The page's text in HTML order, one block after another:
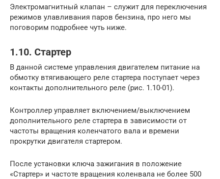
Электромагнитный клапан – служит для переключения
режимов улавливания паров бензина, про него мы
поговорим подробнее чуть ниже.
1.10. Стартер
В данной системе управления двигателем питание на
обмотку втягивающего реле стартера поступает через
контакты дополнительного реле (рис. 1.10-01).
Контроллер управляет включением/выключением
дополнительного реле стартера в зависимости от
частоты вращения коленчатого вала и времени
прокрутки двигателя стартером.
После установки ключа зажигания в положение
«Стартер» и частоте вращения коленвала не более 500